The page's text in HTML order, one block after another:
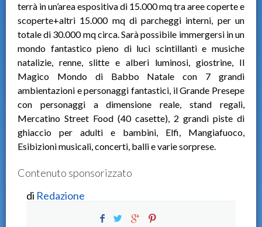
terrà in un’area espositiva di 15.000 mq tra aree coperte e
scoperte+altri 15.000 mq di parcheggi interni, per un
totale di 30.000 mq circa. Sarà possibile immergersi in un
mondo fantastico pieno di luci scintillanti e musiche
natalizie, renne, slitte e alberi luminosi, giostrine, Il
Magico Mondo di Babbo Natale con 7 grandi
ambientazioni e personaggi fantastici, il Grande Presepe
con personaggi a dimensione reale, stand regali,
Mercatino Street Food (40 casette), 2 grandi piste di
ghiaccio per adulti e bambini, Elfi, Mangiafuoco,
Esibizioni musicali, concerti, balli e varie sorprese.
Contenuto sponsorizzato
di Redazione